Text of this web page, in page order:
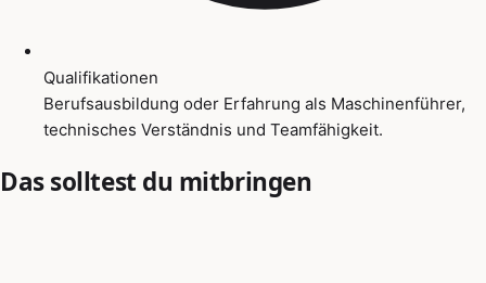
Qualifikationen
Berufsausbildung oder Erfahrung als Maschinenführer,
technisches Verständnis und Teamfähigkeit.
Das solltest du mitbringen